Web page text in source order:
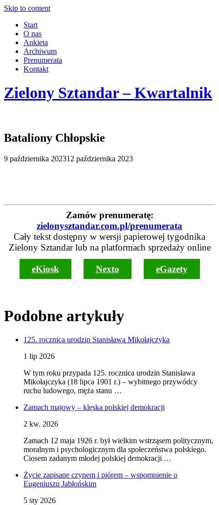
Skip to content
Start
O nas
Ankieta
Archiwum
Prenumerata
Kontakt
Zielony Sztandar – Kwartalnik
Bataliony Chłopskie
9 października 202312 października 2023
Zamów prenumeratę:
zielonysztandar.com.pl/prenumerata
Cały tekst dostępny w wersji papierowej tygodnika
Zielony Sztandar lub na platformach sprzedaży online
eKiosk Nexto eGazety
Podobne artykuły
125. rocznica urodzin Stanisława Mikołajczyka
1 lip 2026
W tym roku przypada 125. rocznica urodzin Stanisława
Mikołajczyka (18 lipca 1901 r.) – wybitnego przywódcy
ruchu ludowego, męża stanu …
Zamach majowy – klęska polskiej demokracji
2 kw. 2026
Zamach 12 maja 1926 r. był wielkim wstrząsem politycznym,
moralnym i psychologicznym dla społeczeństwa polskiego.
Ciosem zadanym młodej polskiej demokracji …
Życie zapisane czynem i piórem – wspomnienie o
Eugeniuszu Jabłońskim
5 sty 2026